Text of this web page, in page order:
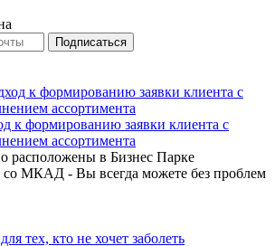
к формированию заявки клиента с
ассортимента
расположены в Бизнес Парке
со МКАД - Вы всегда можете без проблем